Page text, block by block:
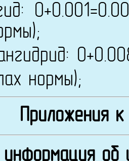
нормы);
Приложения
информация об